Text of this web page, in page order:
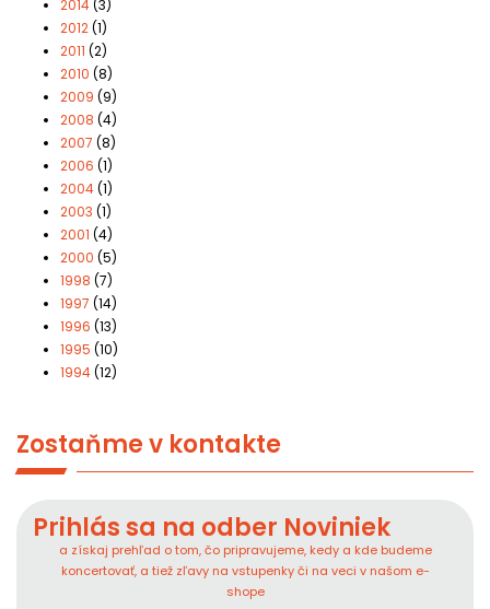
2014(3)
2012(1)
2011 (2)
2010 (8)
2009 (9)
2008 (4)
2007 (8)
2006 (1)
2004(1)
2003 (1)
2001 (4)
2000 (5)
1998 (7)
1997 (14)
1996 (13)
1995 (10)
1994(12)
Zostaňme v kontakte
Prihlás sa na odber Noviniek
a získaj prehľad o tom, čo pripravujeme, kedy a kde budeme
koncertovať, a tiež zľavy na vstupenky či na veci v našom e-
shope